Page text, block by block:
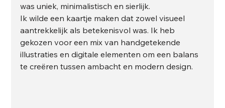
was uniek, minimalistisch en sierlijk.
Ik wilde een kaartje maken dat zowel visueel
aantrekkelijk als betekenisvol was. Ik heb
gekozen voor een mix van handgetekende
illustraties en digitale elementen om een balans
te creëren tussen ambacht en modern design.